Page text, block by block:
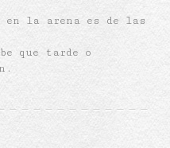
en la arena es de las
que tarde o